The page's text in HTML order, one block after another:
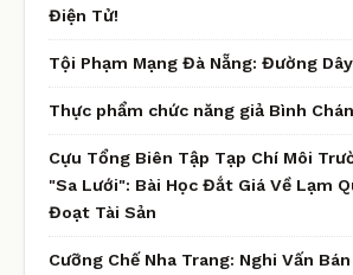
Điện Tử!
Tội Phạm Mạng Đà Nẵng: Đường
Thực phẩm chức năng giả Bình
Cựu Tổng Biên Tập Tạp Chí Môi
"Sa Lưới": Bài Học Đắt Giá Về Lạm
Đoạt Tài Sản
Cưỡng Chế Nha Trang: Nghi Vấn